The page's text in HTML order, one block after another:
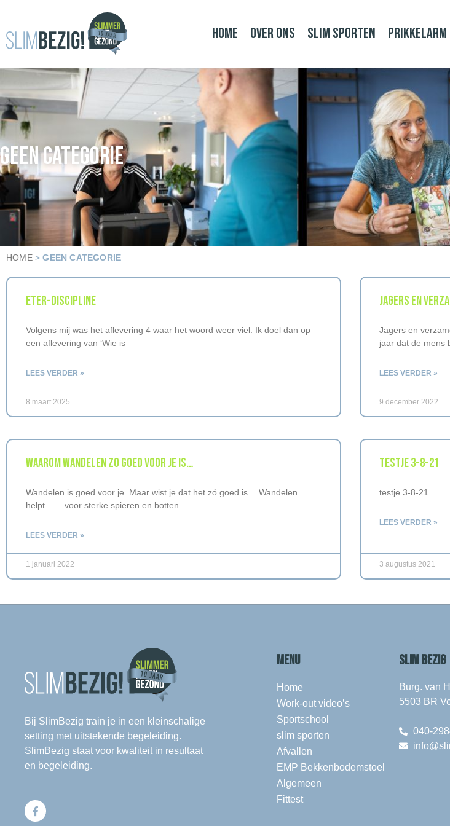
Home Over ons slim sporten
GEEN CATEGORIE
HOME>GEEN CATEGORIE
ETER-DISCIPLINE
Volgens mij was het aflevering 4 waar het woord weer viel. Ik doel dan op
een aflevering van ‘Wie is
LEES VERDER »
8 maart 2025
JAGERS EN
Jagers en
jaar dat de mens
LEES VERDER »
9 december 2022
WAAROM WANDELEN ZO GOED VOOR JE IS…
Wandelen is goed voor je. Maar wist je dat het zó goed is… Wandelen
helpt… …voor sterke spieren en botten
LEES VERDER »
1 januari 2022
TESTJE 3-8-21
testje 3-8-21
LEES VERDER »
3 augustus 2021
Bij SlimBezig train je in een kleinschalige
setting met uitstekende begeleiding.
SlimBezig staat voor kwaliteit in resultaat
en begeleiding.
MENU
Home
Work-out video’s
Sportschool
slim sporten
Afvallen
EMP Bekkenbodemstoel
Algemeen
Fittest
SLIM BEZIG
Burg. van
5503 BR
040-